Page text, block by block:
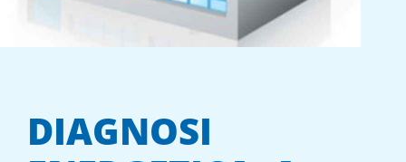
DIAGNOSI